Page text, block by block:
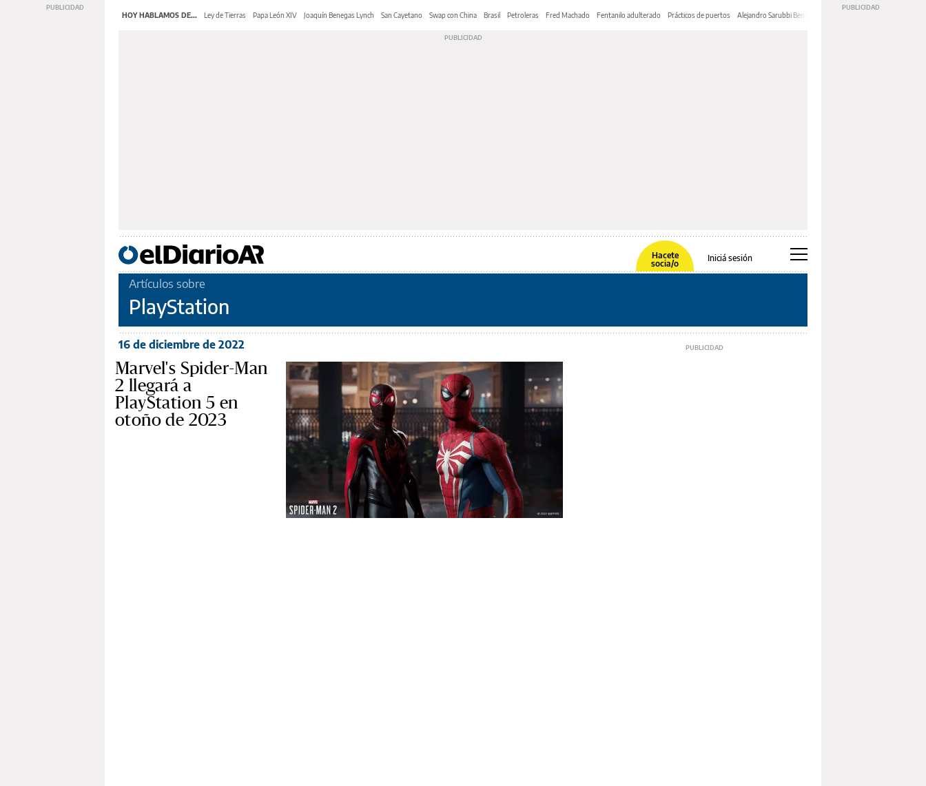
HOY HABLAMOS DE... Ley de Tierras Papa León XIV Joaquín Benegas Lynch San Cayetano Swap con China Brasil Petroleras Fred Machado Fentanilo adulterado Prácticos de puertos Alejandro Sarubbi Benítez
Hacete
socia/o
Iniciá sesión
Artículos sobre
PlayStation
16 de diciembre de 2022
Marvel's Spider-Man
2 llegará a
PlayStation 5 en
otoño de 2023